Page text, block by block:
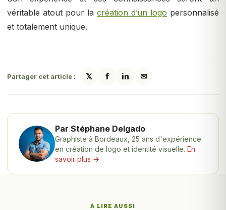
véritable atout pour la création d’un logo personnalisé
et totalement unique.
Partager cet article : 𝕏 f in ✉
Par Stéphane Delgado
Graphiste à Bordeaux, 25 ans d'expérience
en création de logo et identité visuelle. En
savoir plus →
À LIRE AUSSI